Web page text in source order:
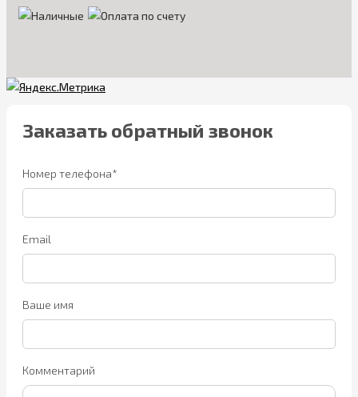
Заказать обратный звонок
Номер телефона*
Email
Ваше имя
Комментарий